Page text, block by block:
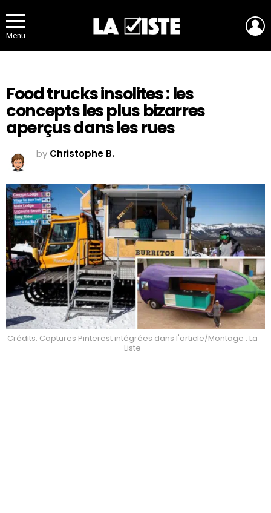
Menu
Food trucks insolites : les
concepts les plus bizarres
aperçus dans les rues
by Christophe B.
Crédits: Captures Pinterest intégrées dans l'article/Montage : La
Liste